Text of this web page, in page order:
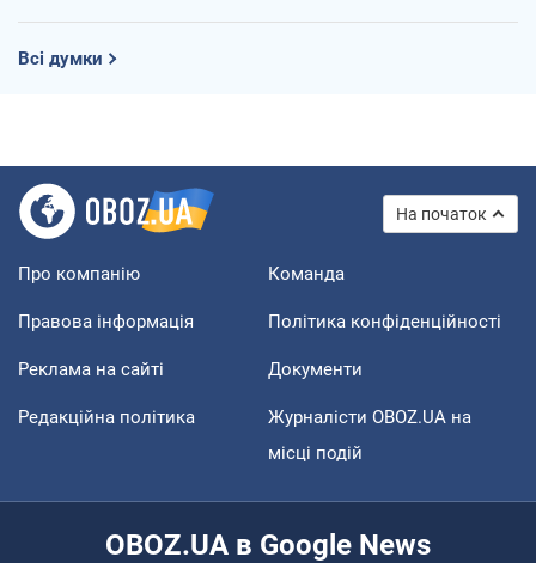
Всі думки
На початок
Про компанію Команда
Правова інформація Політика конфіденційності
Реклама на сайті Документи
Редакційна політика
Журналісти OBOZ.UA на
місці подій
OBOZ.UA в Google News